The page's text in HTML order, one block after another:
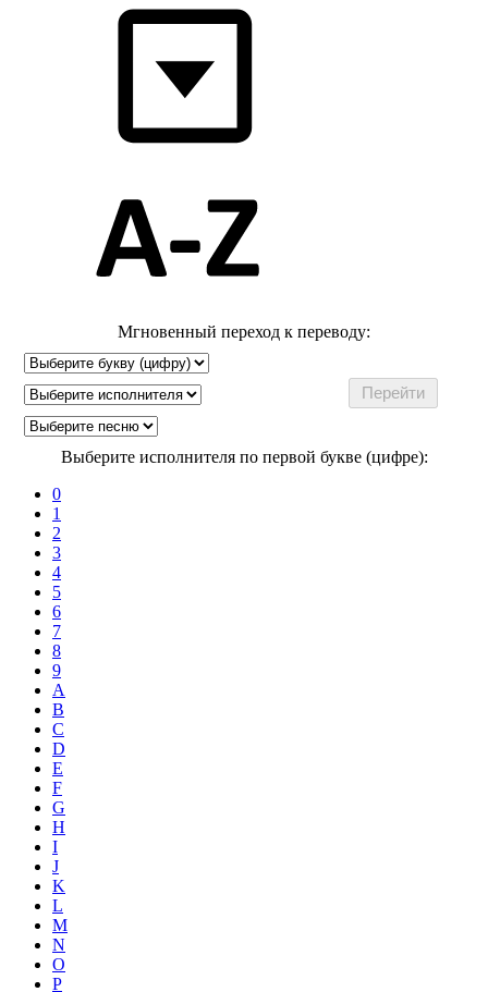
Мгновенный переход к переводу:
Выберите исполнителя по первой букве (цифре):
0
1
2
3
4
5
6
7
8
9
A
B
C
D
E
F
G
H
I
J
K
L
M
N
O
P